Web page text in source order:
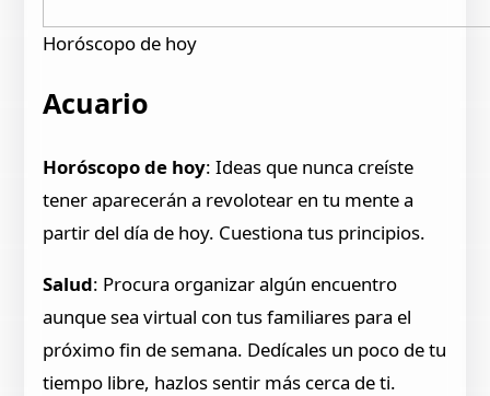
Horóscopo de hoy
Acuario
Horóscopo de hoy: Ideas que nunca creíste
tener aparecerán a revolotear en tu mente a
partir del día de hoy. Cuestiona tus principios.
Salud: Procura organizar algún encuentro
aunque sea virtual con tus familiares para el
próximo fin de semana. Dedícales un poco de tu
tiempo libre, hazlos sentir más cerca de ti.